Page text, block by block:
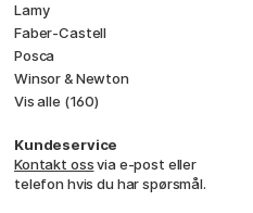
Lamy
Faber-Castell
Posca
Winsor & Newton
Vis alle (160)
Kundeservice
Kontakt ossvia e-post eller
telefon hvis du har spørsmål.